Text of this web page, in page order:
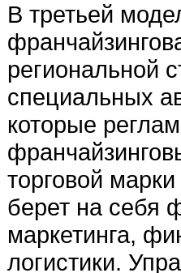
В третьей
региональной
специальных
которые
торговой
берет на себя
маркетинга,
логистики.